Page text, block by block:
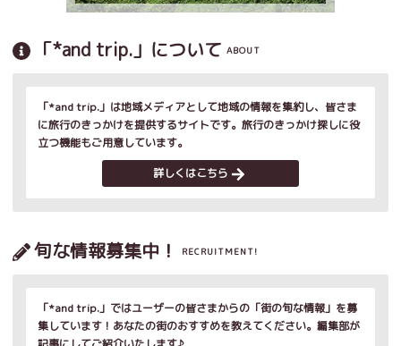
「*and trip.」について ABOUT
「*and trip.」は地域メディアとして地域の情報を集約し、皆さま
に旅行のきっかけを提供するサイトです。旅行のきっかけ探しに役
立つ機能もご用意しています。
詳しくはこちら
旬な情報募集中！ RECRUITMENT!
「*and trip.」ではユーザーの皆さまからの「街の旬な情報」を募
集しています！あなたの街のおすすめを教えてください。編集部が